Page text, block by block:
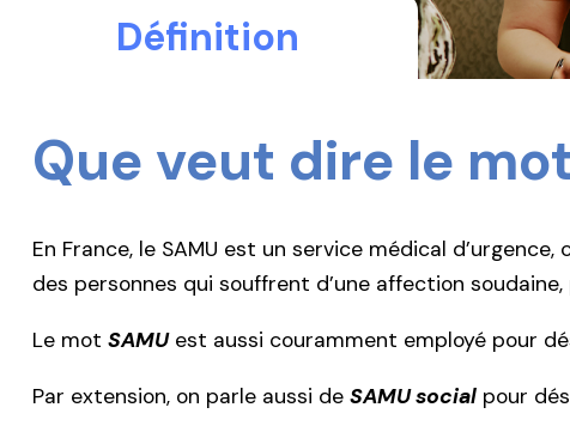
Définition
Que veut dire le mot
En France, le SAMU est un service médical
des personnes qui souffrent d’une affection
Le mot SAMUest aussi couramment employé pour
Par extension, on parle aussi de SAMU social pour